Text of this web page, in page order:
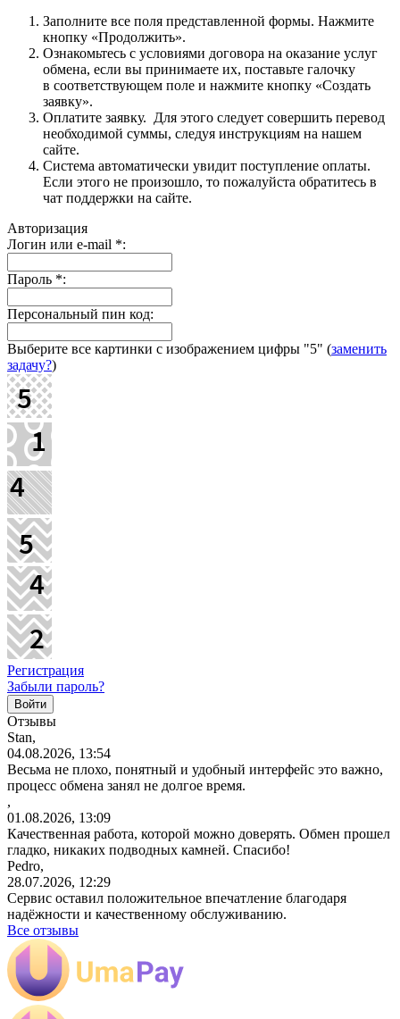
Заполните все поля представленной формы. Нажмите
кнопку «Продолжить».
Ознакомьтесь с условиями договора на оказание услуг
обмена, если вы принимаете их, поставьте галочку
в соответствующем поле и нажмите кнопку «Создать
заявку».
Оплатите заявку. Для этого следует совершить перевод
необходимой суммы, следуя инструкциям на нашем
сайте.
Система автоматически увидит поступление оплаты.
Если этого не произошло, то пожалуйста обратитесь в
чат поддержки на сайте.
Авторизация
Логин или e-mail *:
Пароль *:
Персональный пин код:
Выберите все картинки с изображением цифры "5" (заменить
задачу?)
Регистрация
Забыли пароль?
Отзывы
Stan,
04.08.2026, 13:54
Весьма не плохо, понятный и удобный интерфейс это важно,
процесс обмена занял не долгое время.
,
01.08.2026, 13:09
Качественная работа, которой можно доверять. Обмен прошел
гладко, никаких подводных камней. Спасибо!
Pedro,
28.07.2026, 12:29
Сервис оставил положительное впечатление благодаря
надёжности и качественному обслуживанию.
Все отзывы